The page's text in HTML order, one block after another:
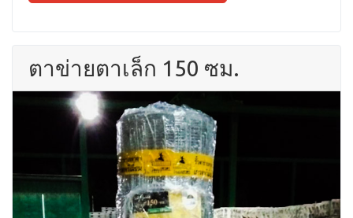
ตาข่ายตาเล็ก 150 ซม.